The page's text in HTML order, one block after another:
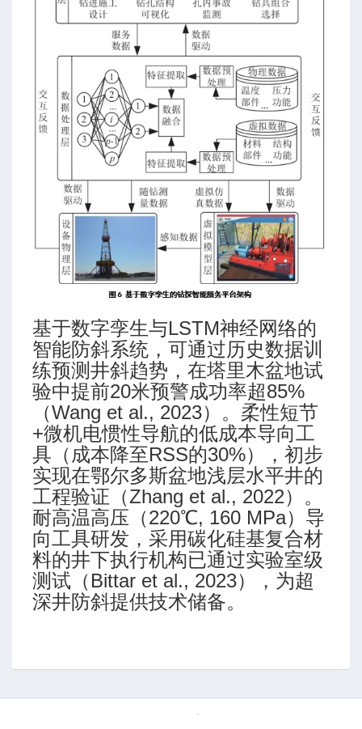
基于数字孪生与LSTM神经网络的
智能防斜系统，可通过历史数据训
练预测井斜趋势，在塔里木盆地试
验中提前20米预警成功率超85%
（Wang et al., 2023）。柔性短节
+微机电惯性导航的低成本导向工
具（成本降至RSS的30%），初步
实现在鄂尔多斯盆地浅层水平井的
工程验证（Zhang et al., 2022）。
耐高温高压（220℃, 160 MPa）导
向工具研发，采用碳化硅基复合材
料的井下执行机构已通过实验室级
测试（Bittar et al., 2023），为超
深井防斜提供技术储备。
京ICP备18047216号-1